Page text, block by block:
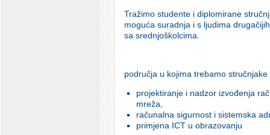
Tražimo studente i diplomirane
moguća suradnja i s ljudima
sa srednjoškolcima.
područja u kojima trebamo stručnjake
projektiranje i nadzor izvođenja
mreža,
računalna sigurnost i sistemska
primjena ICT u obrazovanju